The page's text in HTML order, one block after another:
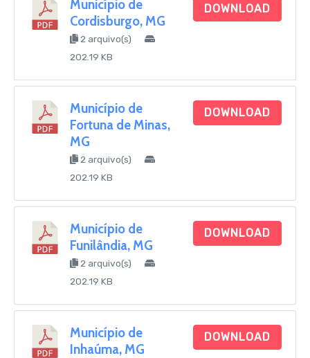
Município de
Cordisburgo, MG
2 arquivo(s)
202.19 KB
DOWNLOAD
Município de
Fortuna de Minas,
MG
2 arquivo(s)
202.19 KB
DOWNLOAD
Município de
Funilândia, MG
2 arquivo(s)
202.19 KB
DOWNLOAD
Município de
Inhaúma, MG
DOWNLOAD